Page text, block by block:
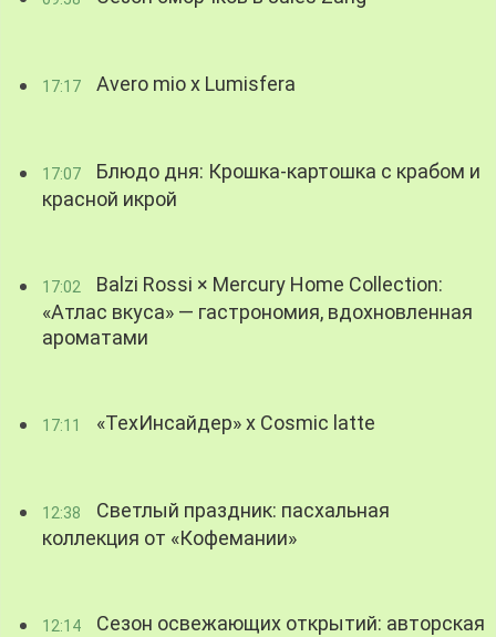
17:17 Avero mio x Lumisfera
17:07
Блюдо дня: Крошка-картошка с крабом и
красной икрой
17:02
Balzi Rossi × Mercury Home Collection:
«Атлас вкуса» — гастрономия, вдохновленная
ароматами
17:11 «ТехИнсайдер» х Cosmic latte
12:38
Светлый праздник: пасхальная
коллекция от «Кофемании»
12:14
Сезон освежающих открытий: авторская